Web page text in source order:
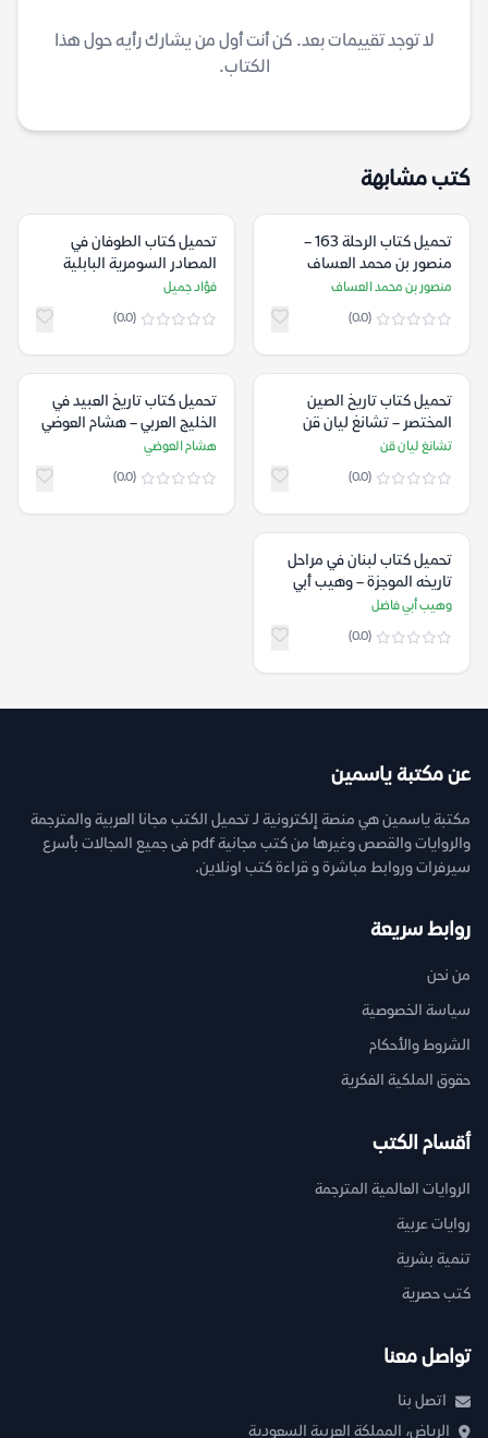
لا توجد تقييمات بعد. كن أنت أول من يشارك رأيه حول هذا
الكتاب.
كتب مشابهة
تحميل كتاب الرحلة 163 –
منصور بن محمد العساف
منصور بن محمد العساف
(0.0)
تحميل كتاب الطوفان في
المصادر السومرية البابلية
الآشورية العبرانية – فؤاد
فؤاد جميل
(0.0)
تحميل كتاب تاريخ الصين
المختصر – تشانغ ليان قن
تشانغ ليان قن
(0.0)
تحميل كتاب تاريخ العبيد في
الخليج العربي – هشام العوضي
هشام العوضي
(0.0)
تحميل كتاب لبنان في مراحل
تاريخه الموجزة – وهيب أبي
فاضل
وهيب أبي فاضل
(0.0)
عن مكتبة ياسمين
مكتبة ياسمين هي منصة إلكترونية لـ تحميل الكتب مجانا العربية والمترجمة
والروايات والقصص وغيرها من كتب مجانية pdf فى جميع المجالات بأسرع
سيرفرات وروابط مباشرة و قراءة كتب اونلاين.
روابط سريعة
من نحن
سياسة الخصوصية
الشروط والأحكام
حقوق الملكية الفكرية
أقسام الكتب
الروايات العالمية المترجمة
روايات عربية
تنمية بشرية
كتب حصرية
تواصل معنا
اتصل بنا
الرياض، المملكة العربية السعودية